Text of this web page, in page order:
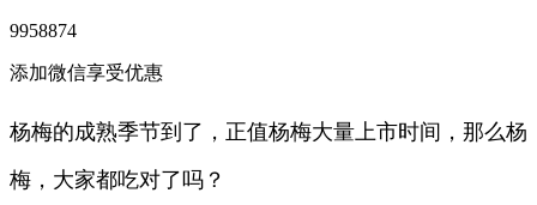
9958874
添加微信享受优惠
杨梅的成熟季节到了，正值杨梅大量上市时间，那么杨
梅，大家都吃对了吗？